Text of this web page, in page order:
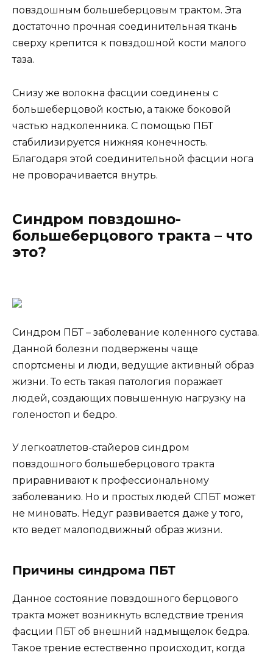
повздошным большеберцовым трактом. Эта
достаточно прочная соединительная ткань
сверху крепится к повздошной кости малого
таза.
Снизу же волокна фасции соединены с
большеберцовой костью, а также боковой
частью надколенника. С помощью ПБТ
стабилизируется нижняя конечность.
Благодаря этой соединительной фасции нога
не проворачивается внутрь.
Синдром повздошно-
большеберцового тракта – что
это?
Синдром ПБТ – заболевание коленного сустава.
Данной болезни подвержены чаще
спортсмены и люди, ведущие активный образ
жизни. То есть такая патология поражает
людей, создающих повышенную нагрузку на
голеностоп и бедро.
У легкоатлетов-стайеров синдром
повздошного большеберцового тракта
приравнивают к профессиональному
заболеванию. Но и простых людей СПБТ может
не миновать. Недуг развивается даже у того,
кто ведет малоподвижный образ жизни.
Причины синдрома ПБТ
Данное состояние повздошного берцового
тракта может возникнуть вследствие трения
фасции ПБТ об внешний надмыщелок бедра.
Такое трение естественно происходит, когда